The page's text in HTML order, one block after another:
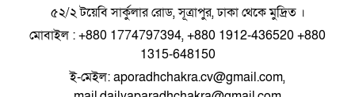
৫২/২ টয়েবি সার্কুলার রোড, সূত্রাপুর, ঢাকা থেকে মুদ্রিত ।
মোবাইল : +880 1774797394, +880 1912-436520 +880
1315-648150
ই-মেইল: aporadhchakra.cv@gmail.com,